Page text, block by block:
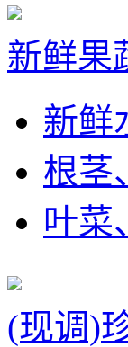
新鲜果
新鲜
根茎
叶菜
(现调)